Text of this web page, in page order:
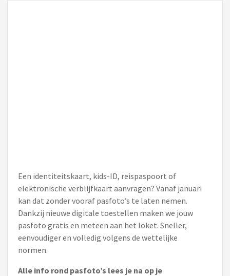
Een identiteitskaart, kids-ID, reispaspoort of
elektronische verblijfkaart aanvragen? Vanaf januari
kan dat zonder vooraf pasfoto’s te laten nemen.
Dankzij nieuwe digitale toestellen maken we jouw
pasfoto gratis en meteen aan het loket. Sneller,
eenvoudiger en volledig volgens de wettelijke
normen.
Alle info rond pasfoto’s lees je na op je